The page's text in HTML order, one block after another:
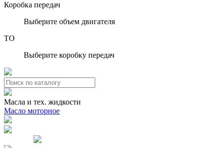
Коробка передач
Выберите объем двигателя
ТО
Выберите коробку передач
Масла и тех. жидкости
Масло моторное